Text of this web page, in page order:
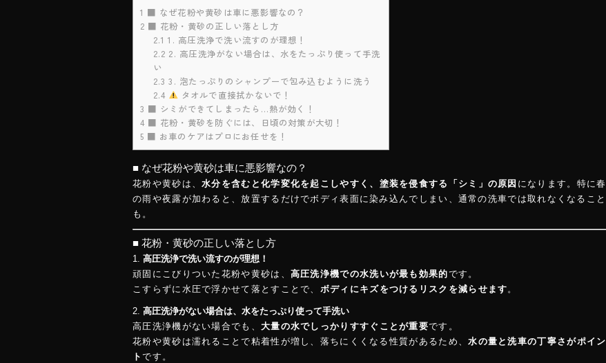
1 ■ なぜ花粉や黄砂は車に悪影響なの？
2 ■ 花粉・黄砂の正しい落とし方
2.1 1. 高圧洗浄で洗い流すのが理想！
2.2 2. 高圧洗浄がない場合は、水をたっぷり使って手洗
い
2.3 3. 泡たっぷりのシャンプーで包み込むように洗う
2.4
タオルで直接拭かないで！
3 ■ シミができてしまったら…熱が効く！
4 ■ 花粉・黄砂を防ぐには、日頃の対策が大切！
5 ■ お車のケアはプロにお任せを！
■ なぜ花粉や黄砂は車に悪影響なの？
花粉や黄砂は、水分を含むと化学変化を起こしやすく、塗装を侵食する「シミ」の原因 になります。特に春
の雨や夜露が加わると、放置するだけでボディ表面に染み込んでしまい、通常の洗車では取れなくなること
も。
■ 花粉・黄砂の正しい落とし方
1. 高圧洗浄で洗い流すのが理想！
頑固にこびりついた花粉や黄砂は、 高圧洗浄機での水洗いが最も効果的です。
こすらずに水圧で浮かせて落とすことで、 ボディにキズをつけるリスクを減らせます。
2. 高圧洗浄がない場合は、水をたっぷり使って手洗い
高圧洗浄機がない場合でも、 大量の水でしっかりすすぐことが重要です。
花粉や黄砂は濡れることで粘着性が増し、落ちにくくなる性質があるため、水の量と洗車の丁寧さがポイン
トです。